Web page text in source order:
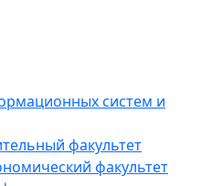
систем и
факультет
факультет